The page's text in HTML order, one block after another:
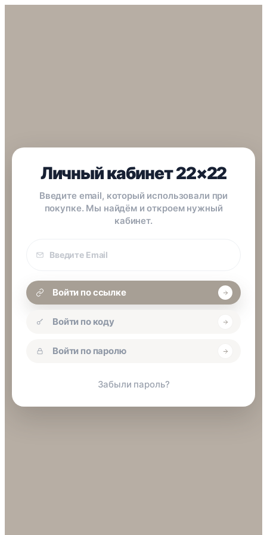
Личный кабинет 22×22
Введите email, который использовали при
покупке. Мы найдём и откроем нужный
кабинет.
покупки
Войти по ссылке
Войти по коду
Войти по паролю
Забыли пароль?